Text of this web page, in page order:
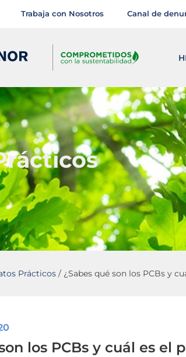
Trabaja con Nosotros Canal de
Prácticos / ¿Sabes qué son los PCBs y
los PCBs y cuál es el